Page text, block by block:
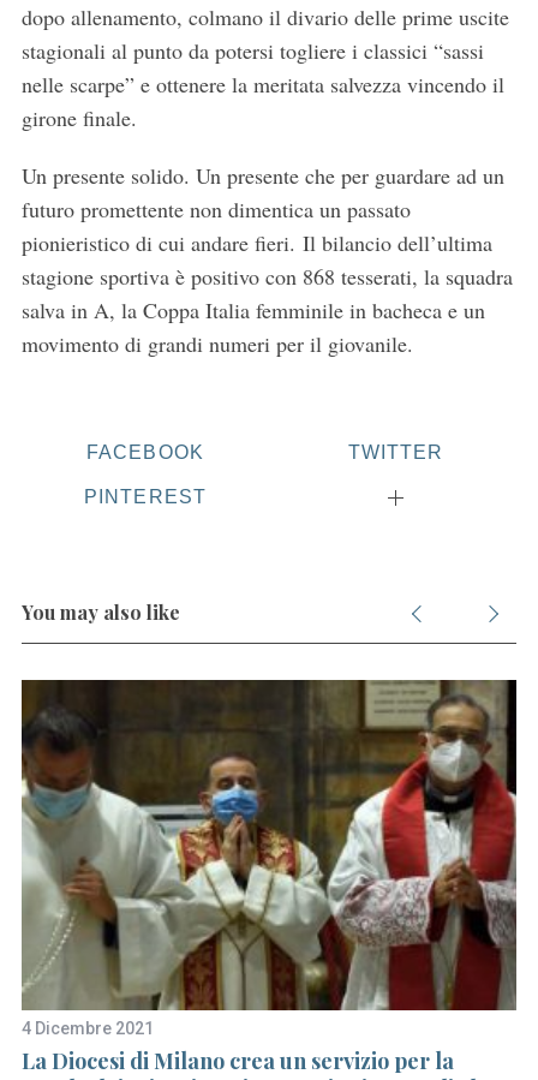
dopo allenamento, colmano il divario delle prime uscite
stagionali al punto da potersi togliere i classici “sassi
nelle scarpe” e ottenere la meritata salvezza vincendo il
girone finale.
Un presente solido. Un presente che per guardare ad un
futuro promettente non dimentica un passato
pionieristico di cui andare fieri. Il bilancio dell’ultima
stagione sportiva è positivo con 868 tesserati, la squadra
salva in A, la Coppa Italia femminile in bacheca e un
movimento di grandi numeri per il giovanile.
FACEBOOK TWITTER
PINTEREST
You may also like
4 Dicembre 2021
La Diocesi di Milano crea un servizio per la
S
e
r
o
: